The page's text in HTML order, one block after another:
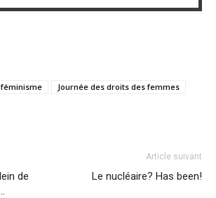
féminisme
Journée des droits des femmes
de
Article suivant
Le nucléaire? Has been!